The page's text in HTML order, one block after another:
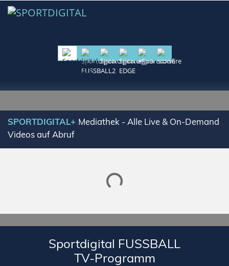
SPORTDIGITAL+ Mediathek - Alle Live & On-Demand
Videos auf Abruf
Lade SPORTDIGITAL+ Mediathek
Sportdigital FUSSBALL
TV-Programm